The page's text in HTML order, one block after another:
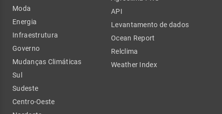
Moda
Energia
Infraestrutura
Governo
Mudanças Climáticas
Sul
Sudeste
Centro-Oeste
API
Levantamento de dados
Ocean Report
Relclima
Weather Index